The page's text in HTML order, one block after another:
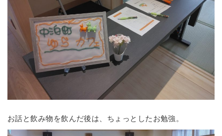
お話と飲み物を飲んだ後は、ちょっとしたお勉強。